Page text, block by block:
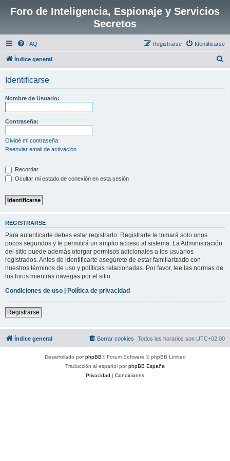
Foro de Inteligencia, Espionaje y Servicios
Secretos
FAQ Identificarse
Registrarse
Índice general
Identificarse
Nombre de Usuario:
Contraseña:
Olvidé mi contraseña
Reenviar email de activación
Recordar
Ocultar mi estado de conexión en esta sesión
REGISTRARSE
Para autenticarte debes estar registrado. Registrarte te tomará solo unos
pocos segundos y te permitirá un amplio acceso al sistema. La Administración
del sitio puede además otorgar permisos adicionales a los usuarios
registrados. Antes de identificarte asegúrete de estar familiarizado con
nuestros términos de uso y políticas relacionadas. Por favor, lee las normas de
los foros mientras navegas por el sitio.
Condiciones de uso | Política de privacidad
Registrarse
Índice general Todos los horarios son UTC+02:00
Borrar cookies
Desarrollado porphpBB® Forum Software © phpBB Limited
Traducción al español porphpBB España
Privacidad | Condiciones